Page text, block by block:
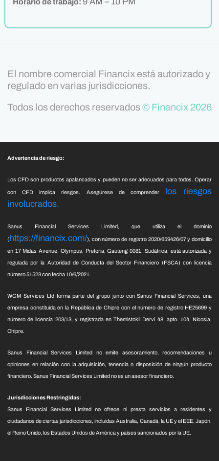
Horario de trabajo:
El nombre comercial Financix está autorizado y
regulado en varias jurisdicciones.
Todos los derechos reservados© Financix 2026
Advertencia de riesgo:
Los CFD son productos apalancados y pueden no ser adecuados para todos. Operar
con CFD implica riesgos. Asegúrese de comprender los riesgos
involucrados.
Sanus Financial Services Limited, que utiliza el dominio
(https://financix.com/), con número de registro 2020/659426/07 y domicilio
en 17 Midas Avenue, Olympus, Pretoria, Gauteng 0081, Sudáfrica, está autorizada y
regulada por la Autoridad de Conducta del Sector Financiero (FSCA) con licencia
número 51523 con fecha 10/6/2021.
WGM Services Ltd forma parte del grupo junto con Sanus Financial Services, una
empresa constituida en la República de Chipre con el número de registro HE25699 y
número de licencia 203/13, y registrada en Themistokli Dervi 48, apto. 104, Nicosia,
Chipre.
Sanus Financial Services Limited no emite asesoramiento, recomendaciones u
opiniones en relación con la adquisición, tenencia o disposición de ningún producto
financiero. Sanus Financial Services Limited no es un asesor financiero.
Jurisdicciones Restringidas:
Sanus Financial Services Limited no ofrece ni presta servicios a residentes y
ciudadanos de ciertas jurisdicciones, incluidas Australia, Canadá, la UE y el EEE, Japón,
el Reino Unido, los Estados Unidos de América y países sancionados por la UE.